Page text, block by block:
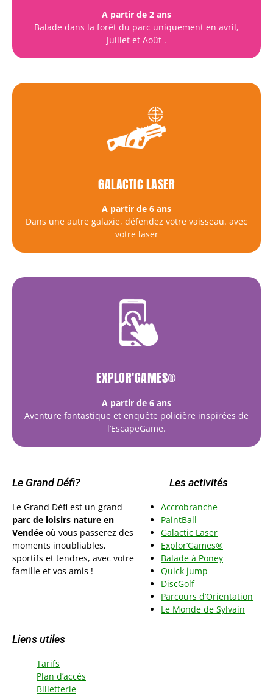
A partir de 2 ans
Balade dans la forêt du parc uniquement en avril,
Juillet et Août .
GALACTIC LASER
A partir de 6 ans
Dans une autre galaxie, défendez votre vaisseau. avec
votre laser
EXPLOR'GAMES®
A partir de 6 ans
Aventure fantastique et enquête policière inspirées de
l’EscapeGame.
Le Grand Défi?
Le Grand Défi est un grand
parc de loisirs nature en
Vendée où vous passerez des
moments inoubliables,
sportifs et tendres, avec votre
famille et vos amis !
Les activités
Accrobranche
PaintBall
Galactic Laser
Explor’Games®
Balade à Poney
Quick jump
DiscGolf
Parcours d’Orientation
Le Monde de Sylvain
Liens utiles
Tarifs
Plan d’accès
Billetterie